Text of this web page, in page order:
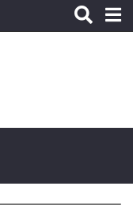
Toggle